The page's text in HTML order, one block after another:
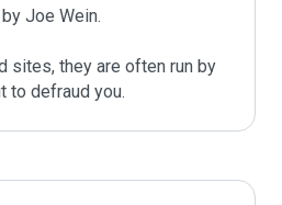
Joe Wein.
sites, they are often run by
to defraud you.